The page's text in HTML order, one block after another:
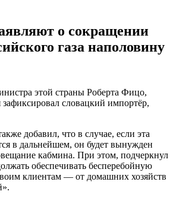
о сокращении
газа наполовину
этой страны Роберта Фицо,
зафиксировал словацкий импортёр,
добавил, что в случае, если эта
в дальнейшем, он будет вынужден
кабмина. При этом, подчеркнул
обеспечивать бесперебойную
клиентам — от домашних хозяйств